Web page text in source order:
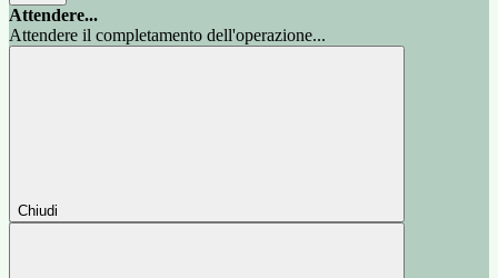
Attendere...
Attendere il completamento dell'operazione...
Chiudi